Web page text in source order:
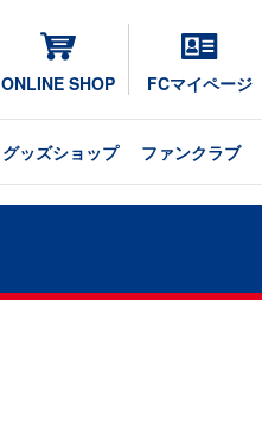
ONLINE SHOP FCマイページ
グッズショップ ファンクラブ